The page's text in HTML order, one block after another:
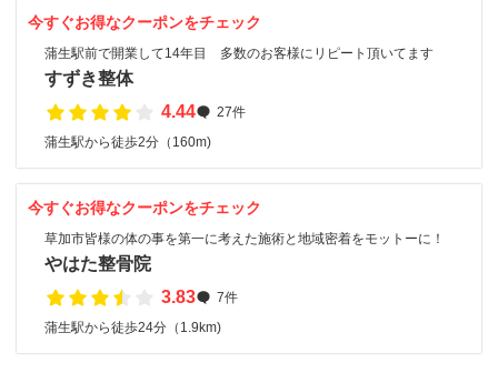
今すぐお得なクーポンをチェック
蒲生駅前で開業して14年目 多数のお客様にリピート頂いてます
すずき整体
4.44
27件
蒲生駅から徒歩2分（160m)
今すぐお得なクーポンをチェック
草加市皆様の体の事を第一に考えた施術と地域密着をモットーに！
やはた整骨院
3.83
7件
蒲生駅から徒歩24分（1.9km)